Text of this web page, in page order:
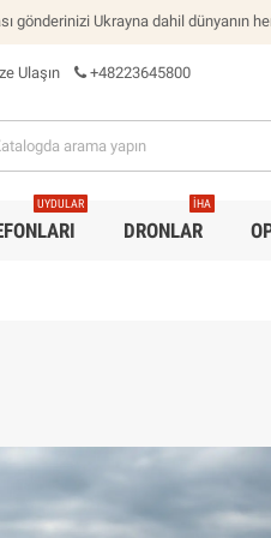
gönderinizi Ukrayna dahil dünyanın
Ulaşın +48223645800
UYDULAR
DRONLAR
İHA